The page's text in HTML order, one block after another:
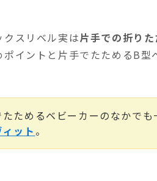
スリベル実は片手での折り
イントと片手でたためるB型
たためるベビーカーのなかでも
ット 。